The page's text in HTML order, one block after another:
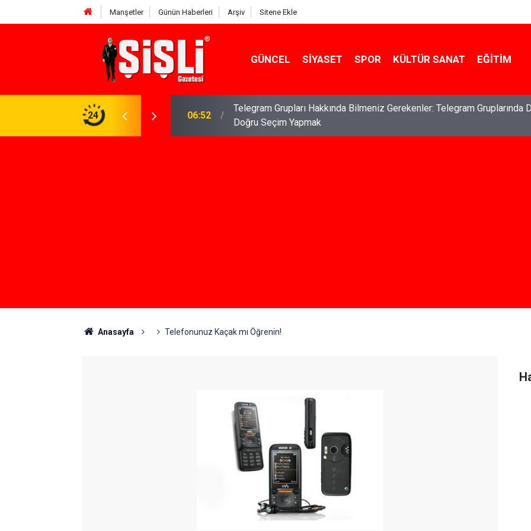
Manşetler Günün Haberleri Arşiv Sitene Ekle
GÜNCEL SIYASET SPOR KÜLTÜR SANAT EĞITIM
24
Gerekenler: Telegram Gruplarında Daha
04:43 İş Davaları: Haklarınızı Bilmek ve Koruma Altına Almak
Anasayfa Telefonunuz Kaçak mı Öğrenin!